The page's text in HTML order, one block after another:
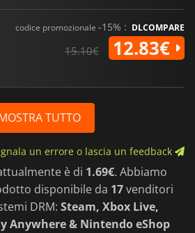
codice promozionale -15% : DLCOMPARE
15.10€ 12.83€
TUTTO
un errore o lascia un feedback
è di 1.69€. Abbiamo
disponibile da 17venditori
DRM: Steam, Xbox Live,
Anywhere & Nintendo eShop